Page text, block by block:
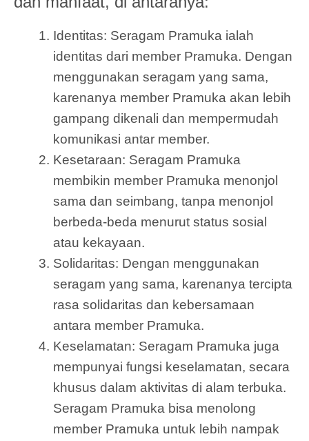
Identitas: Seragam Pramuka ialah
identitas dari member Pramuka. Dengan
menggunakan seragam yang sama,
karenanya member Pramuka akan lebih
gampang dikenali dan mempermudah
komunikasi antar member.
Kesetaraan: Seragam Pramuka
membikin member Pramuka menonjol
sama dan seimbang, tanpa menonjol
berbeda-beda menurut status sosial
atau kekayaan.
Solidaritas: Dengan menggunakan
seragam yang sama, karenanya tercipta
rasa solidaritas dan kebersamaan
antara member Pramuka.
Keselamatan: Seragam Pramuka juga
mempunyai fungsi keselamatan, secara
khusus dalam aktivitas di alam terbuka.
Seragam Pramuka bisa menolong
member Pramuka untuk lebih nampak